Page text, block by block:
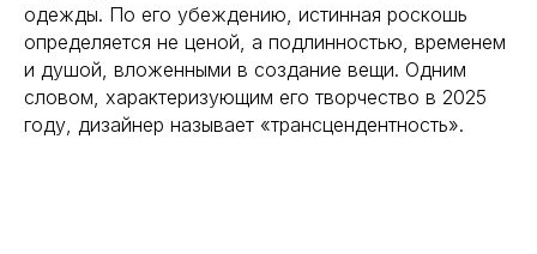
одежды. По его убеждению, истинная роскошь
определяется не ценой, а подлинностью, временем
и душой, вложенными в создание вещи. Одним
словом, характеризующим его творчество в 2025
году, дизайнер называет «трансцендентность».